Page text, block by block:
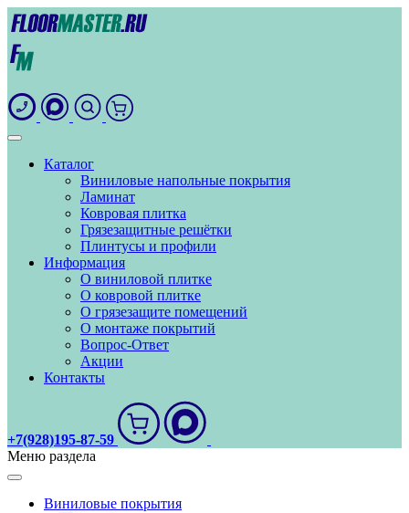
Каталог
Виниловые напольные покрытия
Ламинат
Ковровая плитка
Грязезащитные решётки
Плинтусы и профили
Информация
О виниловой плитке
О ковровой плитке
О грязезащите помещений
О монтаже покрытий
Вопрос-Ответ
Акции
Контакты
+7(928)195-87-59
Меню раздела
Виниловые покрытия